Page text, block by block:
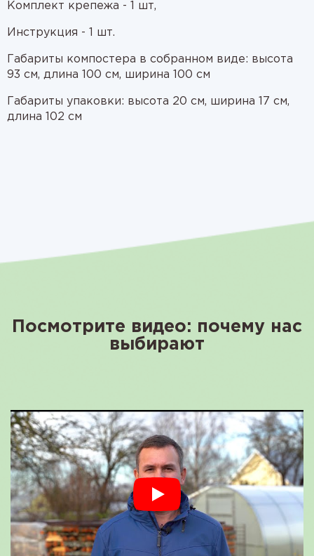
Комплект крепежа - 1 шт,
Инструкция - 1 шт.
Габариты компостера в собранном виде: высота
93 см, длина 100 см, ширина 100 см
Габариты упаковки: высота 20 см, ширина 17 см,
длина 102 см
Посмотрите видео: почему нас
выбирают